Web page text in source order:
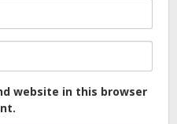
website in this browser